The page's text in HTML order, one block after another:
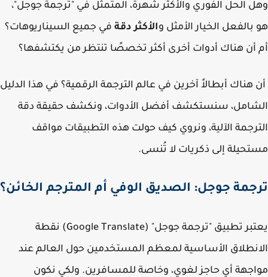
الحل الفوري والأكثر شهرة، المتمثل في "ترجمة جوجل"،
الخيار الأمثل والأكثر دقةفي جميع السيناريوهات؟
أن هناك أدوات أخرى أكثر تخصصًا تنتظر من يكتشفها؟
أبطالاً آخرين في عالم الترجمة الرقمية؟ في هذا الدليل
سنستكشف أفضل الأدوات، ونكشف حقيقة دقة
الآلية، ونروي كيف حولت هذه التطبيقات مواقف
إلى ذكريات لا تُنسى.
جوجل: الصديق الوفي أم المترجم الخائن؟
يعتبر تطبيق "ترجمة جوجل" (Google Translate) نقطة
الأساسية لمعظم المستخدمين حول العالم عند
أي حاجز لغوي، وخاصة للمسافرين. ولكي نكون